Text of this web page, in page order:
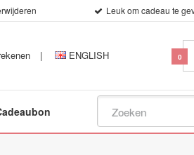
Leuk om cadeau te
0
| ENGLISH